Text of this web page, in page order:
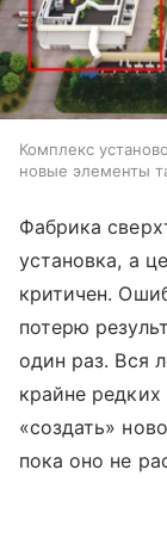
Комплекс
новые элементы
Фабрика
установка, а
критичен.
потерю
один раз. Вся
крайне
«создать»
пока оно не